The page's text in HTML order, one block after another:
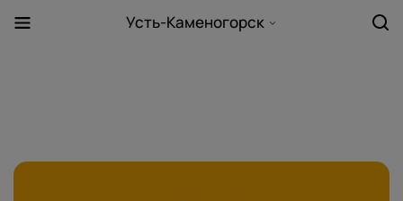
Усть-Каменогорск